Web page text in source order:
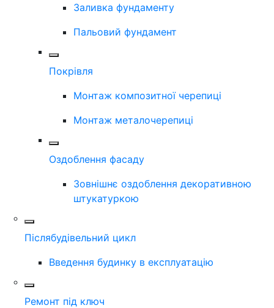
Заливка фундаменту
Пальовий фундамент
Покрівля
Монтаж композитної черепиці
Монтаж металочерепиці
Оздоблення фасаду
Зовнішнє оздоблення декоративною
штукатуркою
Післябудівельний цикл
Введення будинку в експлуатацію
Ремонт під ключ